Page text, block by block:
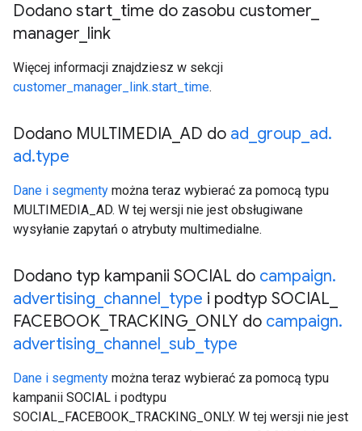
Dodano start time do zasobu customer
manager link
Więcej informacji znajdziesz w sekcji
customer_manager_link.start_time.
Dodano MULTIMEDIA AD do ad group ad.
ad.type
Dane i segmenty można teraz wybierać za pomocą typu
MULTIMEDIA_AD. W tej wersji nie jest obsługiwane
wysyłanie zapytań o atrybuty multimedialne.
Dodano typ kampanii SOCIAL do campaign.
advertising channel type i podtyp SOCIAL
FACEBOOK TRACKING ONLY do campaign.
advertising channel sub type
Dane i segmenty można teraz wybierać za pomocą typu
kampanii SOCIAL i podtypu
SOCIAL_FACEBOOK_TRACKING_ONLY. W tej wersji nie jest